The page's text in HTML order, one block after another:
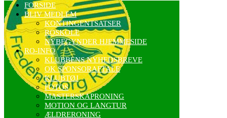
FORSIDE
BLIV MEDLEM
KONTINGENTSATSER
ROSKOLE
NYBEGYNDER HJEMMESIDE
RO-INFO
KLUBBENS NYHEDSBREVE
OK SPONSORAFTALE
KLUBTØJ
FOTOS
MASTERSKAPRONING
MOTION OG LANGTUR
ÆLDRERONING